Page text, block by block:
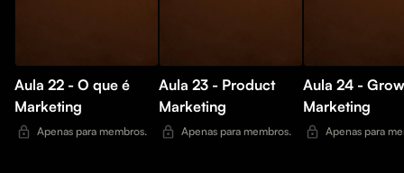
Aula 22 - O que é
Marketing
Apenas para membros.
Aula 23 - Product
Marketing
Apenas para membros.
Aula 24 -
Marketing
Apenas para